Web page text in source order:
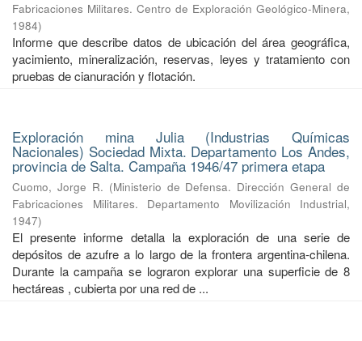
Fabricaciones Militares. Centro de Exploración Geológico-Minera,
1984)
Informe que describe datos de ubicación del área geográfica,
yacimiento, mineralización, reservas, leyes y tratamiento con
pruebas de cianuración y flotación.
Exploración mina Julia (Industrias Químicas
Nacionales) Sociedad Mixta. Departamento Los Andes,
provincia de Salta. Campaña 1946/47 primera etapa
Cuomo, Jorge R. (Ministerio de Defensa. Dirección General de
Fabricaciones Militares. Departamento Movilización Industrial,
1947)
El presente informe detalla la exploración de una serie de
depósitos de azufre a lo largo de la frontera argentina-chilena.
Durante la campaña se lograron explorar una superficie de 8
hectáreas , cubierta por una red de ...